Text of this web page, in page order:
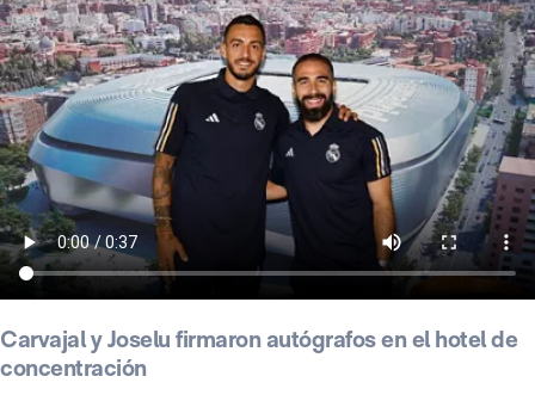
Carvajal y Joselu firmaron autógrafos en el hotel de
concentración